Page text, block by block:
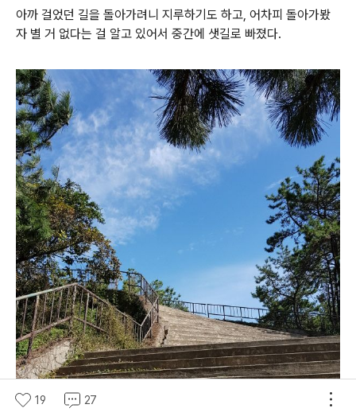
아까 걸었던 길을 돌아가려니 지루하기도 하고, 어차피 돌아가봤
자 별 거 없다는 걸 알고 있어서 중간에 샛길로 빠졌다.
19 27